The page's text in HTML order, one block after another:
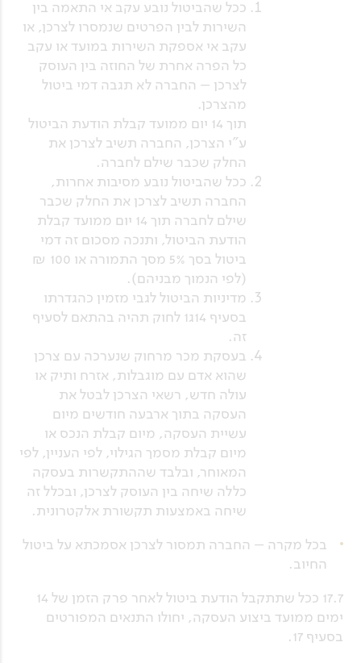
ככל שהביטול נובע עקב אי התאמה בין
השירות לבין הפרטים שנמסרו לצרכן, או
עקב אי אספקת השירות במועד או עקב
כל הפרה אחרת של החוזה בין העוסק
לצרכן – החברה לא תגבה דמי ביטול
מהצרכן.
תוך 14 יום ממועד קבלת הודעת הביטול
ע"י הצרכן, החברה תשיב לצרכן את
החלק שכבר שילם לחברה.
ככל שהביטול נובע מסיבות אחרות,
החברה תשיב לצרכן את החלק שכבר
שילם לחברה תוך 14 יום ממועד קבלת
הודעת הביטול, ותנכה מסכום זה דמי
ביטול בסך 5% מסך התמורה או 100 ₪
(לפי הנמוך מבניהם).
מדיניות הביטול לגבי מזמין כהגדרתו
בסעיף 14ג1 לחוק תהיה בהתאם לסעיף
זה.
בעסקת מכר מרחוק שנערכה עם צרכן
שהוא אדם עם מוגבלות, אזרח ותיק או
עולה חדש, רשאי הצרכן לבטל את
העסקה בתוך ארבעה חודשים מיום
עשיית העסקה, מיום קבלת הנכס או
מיום קבלת מסמך הגילוי, לפי העניין, לפי
המאוחר, ובלבד שההתקשרות בעסקה
כללה שיחה בין העוסק לצרכן, ובכלל זה
שיחה באמצעות תקשורת אלקטרונית.
בכל מקרה – החברה תמסור לצרכן אסמכתא על ביטול
החיוב.
17.7 ככל שתתקבל הודעת ביטול לאחר פרק הזמן של 14
ימים ממועד ביצוע העסקה, יחולו התנאים המפורטים
בסעיף 17.